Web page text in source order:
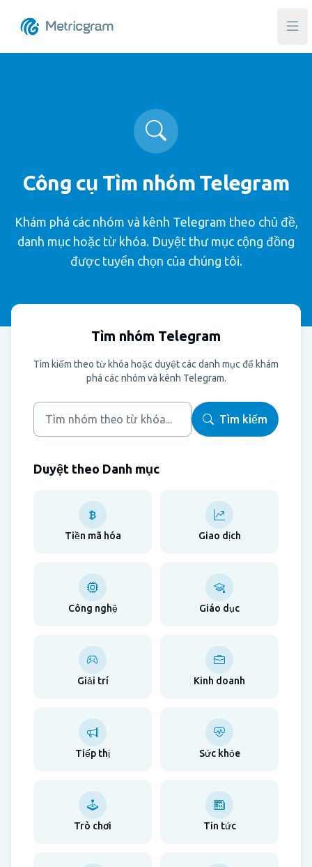
Mở
Công cụ Tìm nhóm Telegram
Khám phá các nhóm và kênh Telegram theo chủ đề,
danh mục hoặc từ khóa. Duyệt thư mục cộng đồng
được tuyển chọn của chúng tôi.
Tìm nhóm Telegram
Tìm kiếm theo từ khóa hoặc duyệt các danh mục để khám
phá các nhóm và kênh Telegram.
Tìm kiếm
Duyệt theo Danh mục
Tiền mã hóa Giao dịch
Công nghệ Giáo dục
Giải trí Kinh doanh
Tiếp thị Sức khỏe
Trò chơi Tin tức